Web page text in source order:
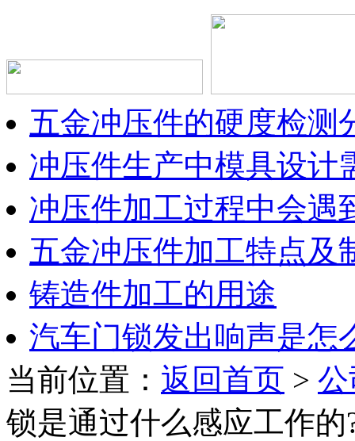
五金冲压件的硬度检测
冲压件生产中模具设计
冲压件加工过程中会遇
五金冲压件加工特点及
铸造件加工的用途
汽车门锁发出响声是怎
当前位置： 返回首页 >
锁是通过什么感应工作的